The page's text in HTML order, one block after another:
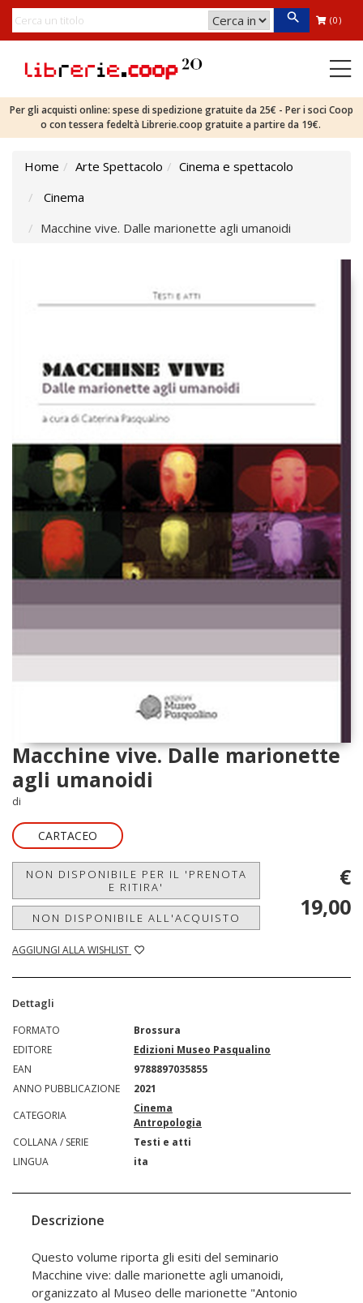
(0)
Per gli acquisti online: spese di spedizione gratuite da 25€ - Per i soci Coop
o con tessera fedeltà Librerie.coop gratuite a partire da 19€.
Home Arte Spettacolo
Cinema e spettacolo
Cinema
Macchine vive. Dalle marionette agli umanoidi
Macchine vive. Dalle marionette
agli umanoidi
di
CARTACEO
NON DISPONIBILE PER IL 'PRENOTA
E RITIRA'
NON DISPONIBILE ALL'ACQUISTO
AGGIUNGI ALLA WISHLIST
€
19,00
Dettagli
FORMATO
Brossura
EDITORE
Edizioni Museo Pasqualino
EAN
9788897035855
ANNO PUBBLICAZIONE
2021
CATEGORIA
Cinema
Antropologia
COLLANA / SERIE
Testi e atti
LINGUA
ita
Descrizione
Questo volume riporta gli esiti del seminario
Macchine vive: dalle marionette agli umanoidi,
organizzato al Museo delle marionette "Antonio